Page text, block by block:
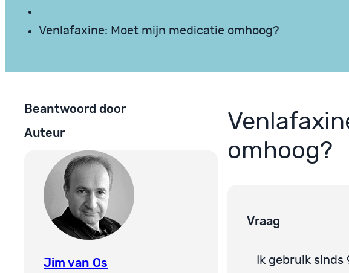
Venlafaxine: Moet mijn medicatie omhoog?
Beantwoord door
Auteur
Jim van Os
omhoog?
Vraag
Ik gebruik sinds